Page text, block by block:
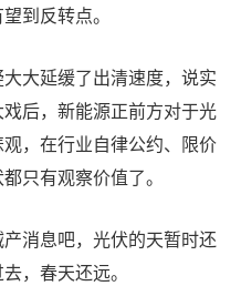
到反转点。
大延缓了出清速度，说实
后，新能源正前方对于光
，在行业自律公约、限价
只有观察价值了。
消息吧，光伏的天暂时还
，春天还远。